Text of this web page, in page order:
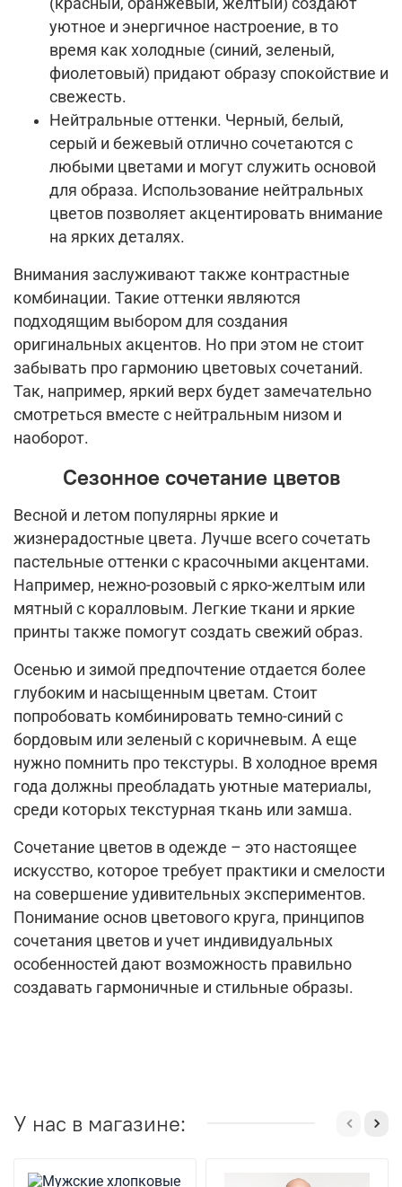
(красный, оранжевый, желтый) создают
уютное и энергичное настроение, в то
время как холодные (синий, зеленый,
фиолетовый) придают образу спокойствие и
свежесть.
Нейтральные оттенки. Черный, белый,
серый и бежевый отлично сочетаются с
любыми цветами и могут служить основой
для образа. Использование нейтральных
цветов позволяет акцентировать внимание
на ярких деталях.
Внимания заслуживают также контрастные
комбинации. Такие оттенки являются
подходящим выбором для создания
оригинальных акцентов. Но при этом не стоит
забывать про гармонию цветовых сочетаний.
Так, например, яркий верх будет замечательно
смотреться вместе с нейтральным низом и
наоборот.
Сезонное сочетание цветов
Весной и летом популярны яркие и
жизнерадостные цвета. Лучше всего сочетать
пастельные оттенки с красочными акцентами.
Например, нежно-розовый с ярко-желтым или
мятный с коралловым. Легкие ткани и яркие
принты также помогут создать свежий образ.
Осенью и зимой предпочтение отдается более
глубоким и насыщенным цветам. Стоит
попробовать комбинировать темно-синий с
бордовым или зеленый с коричневым. А еще
нужно помнить про текстуры. В холодное время
года должны преобладать уютные материалы,
среди которых текстурная ткань или замша.
Сочетание цветов в одежде – это настоящее
искусство, которое требует практики и смелости
на совершение удивительных экспериментов.
Понимание основ цветового круга, принципов
сочетания цветов и учет индивидуальных
особенностей дают возможность правильно
создавать гармоничные и стильные образы.
У нас в магазине: